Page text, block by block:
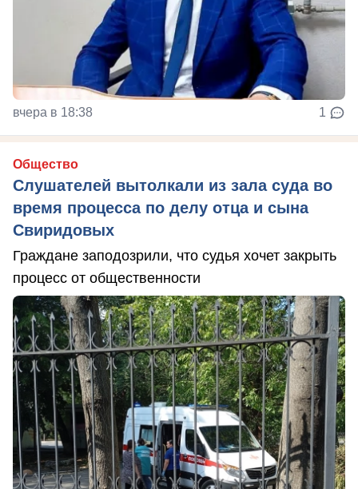
вчера в 18:38 1
Общество
Слушателей вытолкали из зала суда во
время процесса по делу отца и сына
Свиридовых
Граждане заподозрили, что судья хочет закрыть
процесс от общественности